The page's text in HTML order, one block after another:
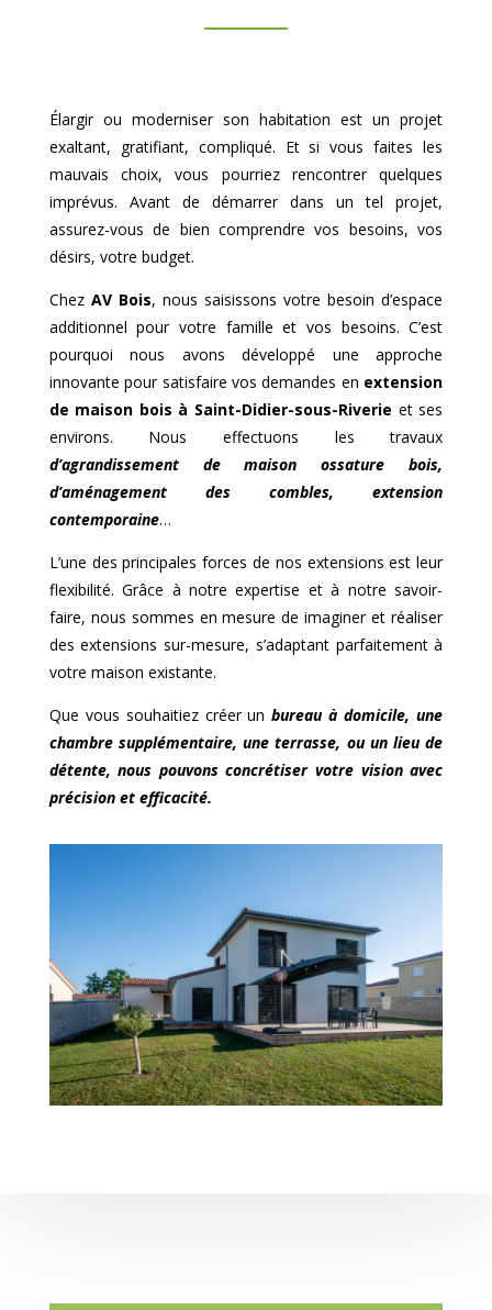
Élargir ou moderniser son habitation est un projet
exaltant, gratifiant, compliqué. Et si vous faites les
mauvais choix, vous pourriez rencontrer quelques
imprévus. Avant de démarrer dans un tel projet,
assurez-vous de bien comprendre vos besoins, vos
désirs, votre budget.
Chez AV Bois, nous saisissons votre besoin d’espace
additionnel pour votre famille et vos besoins. C’est
pourquoi nous avons développé une approche
innovante pour satisfaire vos demandes en extension
de maison bois à Saint-Didier-sous-Riverie et ses
environs. Nous effectuons les travaux
d’agrandissement de maison ossature bois,
d’aménagement des combles, extension
contemporaine…
L’une des principales forces de nos extensions est leur
flexibilité. Grâce à notre expertise et à notre savoir-
faire, nous sommes en mesure de imaginer et réaliser
des extensions sur-mesure, s’adaptant parfaitement à
votre maison existante.
Que vous souhaitiez créer unbureau à domicile, une
chambre supplémentaire, une terrasse, ou un lieu de
détente, nous pouvons concrétiser votre vision avec
précision et efficacité.